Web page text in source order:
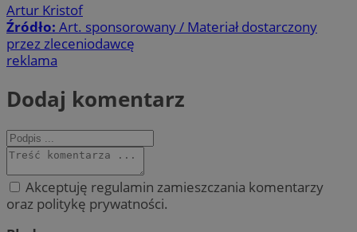
Artur Kristof
Źródło: Art. sponsorowany / Materiał dostarczony
przez zleceniodawcę
reklama
Dodaj komentarz
Akceptuję regulamin zamieszczania komentarzy
oraz politykę prywatności.